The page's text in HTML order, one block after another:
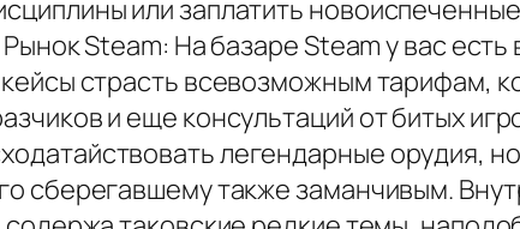
или заплатить
Steam: На базаре Steam у вас
страсть всевозможным тарифам,
и еще консультаций от битых
легендарные орудия,
сберегавшему также заманчивым.